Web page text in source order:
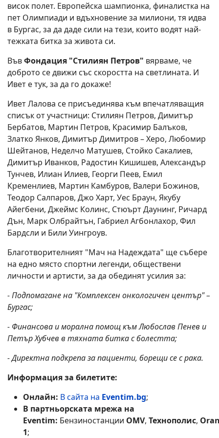
висок полет. Европейска шампионка, финалистка на
пет Олимпиади и вдъхновение за милиони, тя идва
в Бургас, за да даде сили на тези, които водят най-
тежката битка за живота си.
ВъвФондация "Стилиян Петров" вярваме, че
доброто се движи със скоростта на светлината. И
Ивет е тук, за да го докаже!
Ивет Лалова се присъединява към впечатляващия
списък от участници: Стилиян Петров, Димитър
Бербатов, Мартин Петров, Красимир Балъков,
Златко Янков, Димитър Димитров – Херо, Любомир
Шейтанов, Неделчо Матушев, Стойко Сакалиев,
Димитър Иванков, Радостин Кишишев, Александър
Тунчев, Илиан Илиев, Георги Пеев, Емил
Кременлиев, Мартин Камбуров, Валери Божинов,
Теодор Салпаров, Джо Харт, Уес Браун, Якубу
Айегбени, Джеймс Колинс, Стюърт Даунинг, Ричард
Дън, Марк Олбрайтън, Габриел Агбонлахор, Фил
Бардсли и Били Уингроув.
Благотворителният "Мач на Надеждата" ще събере
на едно място спортни легенди, обществени
личности и артисти, за да обединят усилия за:
- Подпомагане на "Комплексен онкологичен център" –
Бургас;
- Финансова и морална помощ към Любослав Пенев и
Петър Хубчев в тяхната битка с болестта;
- Директна подкрепа за пациенти, борещи се с рака.
Информация за билетите:
Онлайн: В сайта на Eventim.bg;
В партньорската мрежа на
Eventim: Бензиностанции OMV, Технополис,
1;